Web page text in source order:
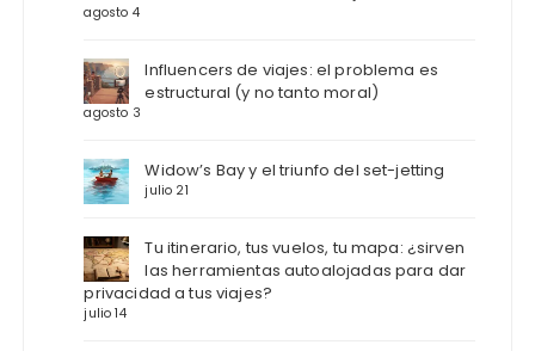
agosto 4
Influencers de viajes: el problema es
estructural (y no tanto moral)
agosto 3
Widow’s Bay y el triunfo del set-jetting
julio 21
Tu itinerario, tus vuelos, tu mapa: ¿sirven
las herramientas autoalojadas para dar
privacidad a tus viajes?
julio 14